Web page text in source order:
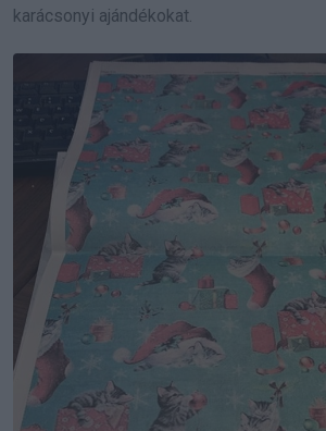
karácsonyi ajándékokat.